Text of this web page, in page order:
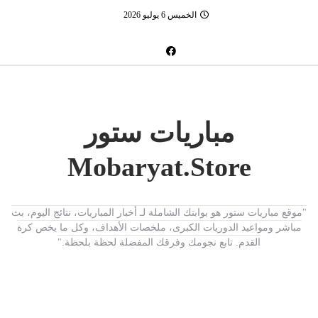
الخميس 6 يوليو 2026
مباريات ستور
Mobaryat.Store
"موقع مباريات ستور هو بوابتك الشاملة لـ أخبار المباريات، نتائج اليوم، بث
مباشر ومواعيد الدوريات الكبرى، ملخصات الأهداف، وكل ما يخص كرة
القدم. تابع نجومك وفرقك المفضلة لحظة بلحظة."